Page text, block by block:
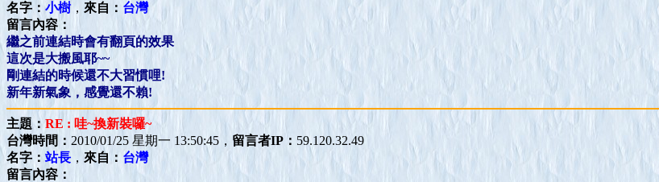
名字：小樹， 來自： 台灣
留言內容：
繼之前連結時會有翻頁的效果
這次是大搬風耶~~
剛連結的時候還不大習慣哩!
新年新氣象，感覺還不賴!
主題： RE : 哇~換新裝囉~
台灣時間： 2010/01/25 星期一 13:50:45， 留言者IP： 59.120.32.49
名字：站長 ， 來自： 台灣
留言內容：